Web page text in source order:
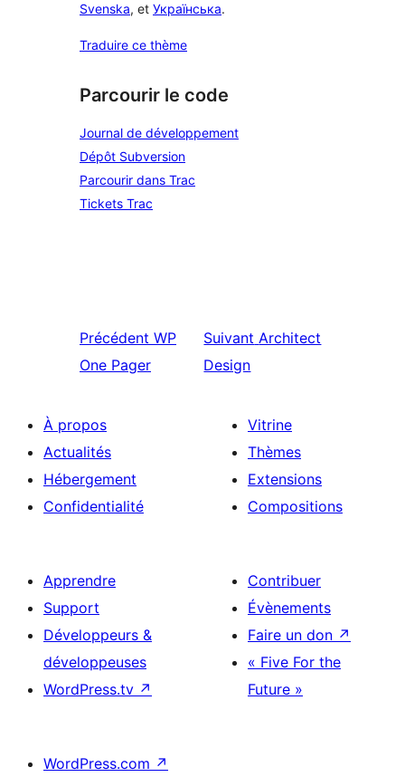
Svenska, et Українська.
Traduire ce thème
Parcourir le code
Journal de développement
Dépôt Subversion
Parcourir dans Trac
Tickets Trac
Précédent WP
One Pager
Suivant Architect
Design
À propos
Actualités
Hébergement
Confidentialité
Vitrine
Thèmes
Extensions
Compositions
Apprendre
Support
Développeurs &
développeuses
WordPress.tv ↗
Contribuer
Évènements
Faire un don ↗
« Five For the
Future »
WordPress.com ↗